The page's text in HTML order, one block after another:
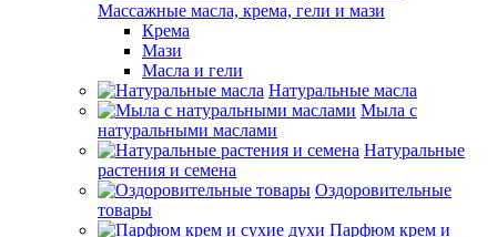
Массажные масла, крема, гели и мази
Крема
Мази
Масла и гели
Натуральные масла
Мыла с
натуральными маслами
Натуральные
растения и семена
Оздоровительные
товары
Парфюм крем и